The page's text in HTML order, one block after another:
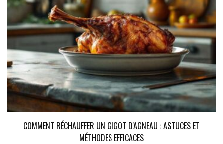
COMMENT RÉCHAUFFER UN GIGOT D'AGNEAU : ASTUCES ET
MÉTHODES EFFICACES